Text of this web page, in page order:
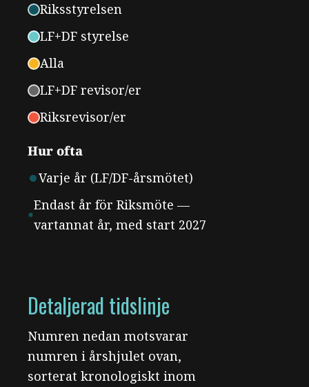
Riksstyrelsen
LF+DF styrelse
Alla
LF+DF revisor/er
Riksrevisor/er
Hur ofta
Varje år (LF/DF-årsmötet)
Endast år för Riksmöte —
vartannat år, med start 2027
Detaljerad tidslinje
Numren nedan motsvarar
numren i årshjulet ovan,
sorterat kronologiskt inom